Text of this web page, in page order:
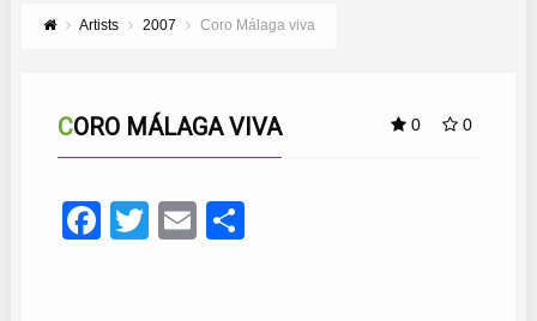
Artists 2007 Coro Málaga viva
0 0
CORO MÁLAGA VIVA
Facebook
TwitterEmail